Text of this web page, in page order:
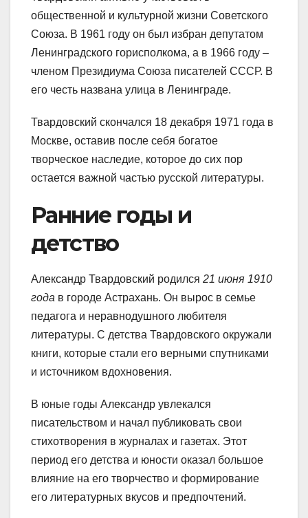
общественной и культурной жизни Советского
Союза. В 1961 году он был избран депутатом
Ленинградского горисполкома, а в 1966 году –
членом Президиума Союза писателей СССР. В
его честь названа улица в Ленинграде.
Твардовский скончался 18 декабря 1971 года в
Москве, оставив после себя богатое
творческое наследие, которое до сих пор
остается важной частью русской литературы.
Ранние годы и
детство
Александр Твардовский родился 21 июня 1910
года в городе Астрахань. Он вырос в семье
педагога и неравнодушного любителя
литературы. С детства Твардовского окружали
книги, которые стали его верными спутниками
и источником вдохновения.
В юные годы Александр увлекался
писательством и начал публиковать свои
стихотворения в журналах и газетах. Этот
период его детства и юности оказал большое
влияние на его творчество и формирование
его литературных вкусов и предпочтений.